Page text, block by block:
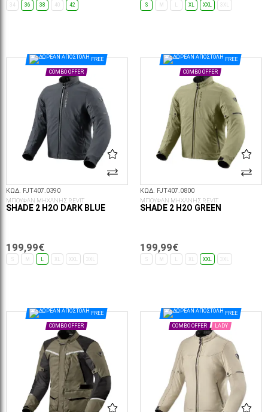
34 36 38 40 42 S XL XXL 3XL
FREE
COMBO OFFER
ΚΩΔ. FJT407.0390
ΜΠΟΥΦΑΝ ΜΗΧΑΝΗΣ REVIT
SHADE 2 H2O DARK BLUE
199,99€
S XL XXL 3XL
FREE
COMBO OFFER
ΚΩΔ. FJT407.0800
ΜΠΟΥΦΑΝ ΜΗΧΑΝΗΣ REVIT
SHADE 2 H2O GREEN
199,99€
S XL XXL 3XL
FREE
COMBO OFFER
FREE
COMBO OFFER LADY